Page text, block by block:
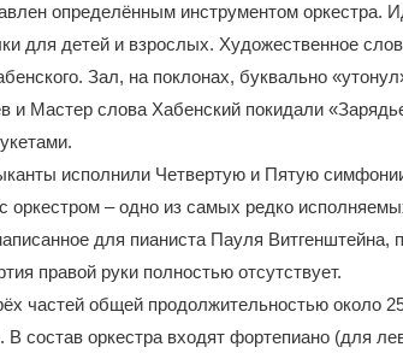
определённым инструментом оркестра.
для детей и взрослых. Художественное
Зал, на поклонах, буквально
и Мастер слова Хабенский покидали
исполнили Четвертую и Пятую
оркестром – одно из самых редко
для пианиста Пауля Витгенштейна,
правой руки полностью отсутствует.
частей общей продолжительностью около
В состав оркестра входят фортепиано (для